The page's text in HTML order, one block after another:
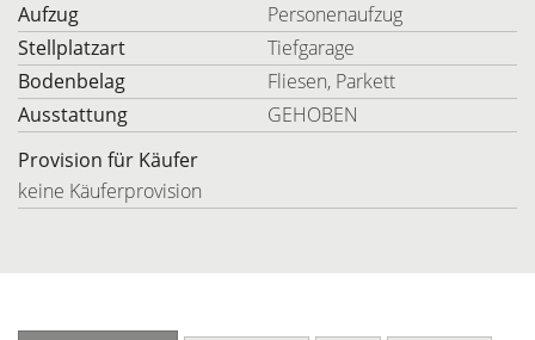
Aufzug
Personenaufzug
Stellplatzart
Tiefgarage
Bodenbelag
Fliesen, Parkett
Ausstattung
GEHOBEN
Provision für Käufer
keine Käuferprovision